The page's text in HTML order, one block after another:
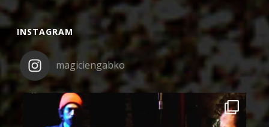
INSTAGRAM
magiciengabko